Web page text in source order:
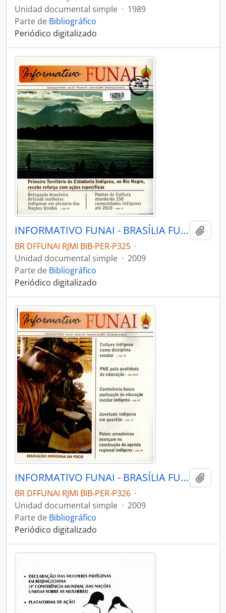
Unidad documental simple · 1989
Parte de Bibliográfico
Periódico digitalizado
INFORMATIVO FUNAI - BRASÍLIA FUNAI - 2009 - Nº05
BR DFFUNAI RJMI BIB-PER-P325 ·
Unidad documental simple · 2009
Parte de Bibliográfico
Periódico digitalizado
INFORMATIVO FUNAI - BRASÍLIA FUNAI - 2009 - Nº06
BR DFFUNAI RJMI BIB-PER-P326 ·
Unidad documental simple · 2009
Parte de Bibliográfico
Periódico digitalizado